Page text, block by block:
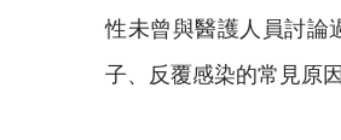
性未曾與醫護人員討論
子、反覆感染的常見原